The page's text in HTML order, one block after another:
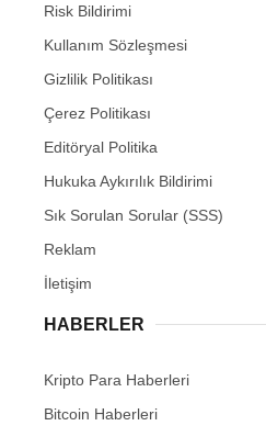
Risk Bildirimi
Kullanım Sözleşmesi
Gizlilik Politikası
Çerez Politikası
Editöryal Politika
Hukuka Aykırılık Bildirimi
Sık Sorulan Sorular (SSS)
Reklam
İletişim
HABERLER
Kripto Para Haberleri
Bitcoin Haberleri